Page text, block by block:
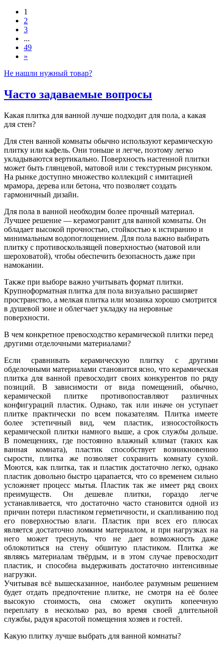
1
2
3
...
49
»
Не нашли нужный товар?
Часто задаваемые вопросы
Какая плитка для ванной лучше подходит для пола, а какая
для стен?
Для стен ванной комнаты обычно используют керамическую
плитку или кафель. Они тоньше и легче, поэтому легко
укладываются вертикально. Поверхность настенной плитки
может быть глянцевой, матовой или с текстурным рисунком.
На рынке доступно множество коллекций с имитацией
мрамора, дерева или бетона, что позволяет создать
гармоничный дизайн.
Для пола в ванной необходим более прочный материал.
Лучшее решение — керамогранит для ванной комнаты. Он
обладает высокой прочностью, стойкостью к истиранию и
минимальным водопоглощением. Для пола важно выбирать
плитку с противоскользящей поверхностью (матовой или
шероховатой), чтобы обеспечить безопасность даже при
намокании.
Также при выборе важно учитывать формат плитки.
Крупноформатная плитка для пола визуально расширяет
пространство, а мелкая плитка или мозаика хорошо смотрится
в душевой зоне и облегчает укладку на неровные
поверхности.
В чем конкретное превосходство керамической плитки перед
другими отделочными материалами?
Если сравнивать керамическую плитку с другими
обделочными материалами становится ясно, что керамическая
плитка для ванной превосходит своих конкурентов по ряду
позиций. В зависимости от вида помещений, обычно,
керамической плитке противопоставляют различных
конфигураций пластик. Однако, так или иначе он уступает
плитке практически по всем показателям. Плитка имеете
более эстетичный вид, чем пластик, износостойкость
керамической плитки намного выше, а срок службы дольше.
В помещениях, где постоянно влажный климат (таких как
ванная комната), пластик способствует возникновению
сырости, плитка же позволяет сохранить комнату сухой.
Моются, как плитка, так и пластик достаточно легко, однако
пластик довольно быстро царапается, что со временем сильно
усложняет процесс мытья. Пластик так же имеет ряд своих
преимуществ. Он дешевле плитки, гораздо легче
устанавливается, что достаточно часто становится одной из
причин потери пластиком герметичности, и скапливанию под
его поверхностью влаги. Пластик при всех его плюсах
является достаточно ломким материалом, и при нагрузках на
него может треснуть, что не дает возможность даже
облокотиться на стену обшитую пластиком. Плитка же
являясь материалам твёрдым, и в этом случае превосходит
пластик, и способна выдерживать достаточно интенсивные
нагрузки.
Учитывая всё вышесказанное, наиболее разумным решением
будет отдать предпочтение плитке, не смотря на её более
высокую стоимость, она сможет окупить копеечную
переплату в несколько раз, во время своей длительной
службы, радуя красотой помещения хозяев и гостей.
Какую плитку лучше выбрать для ванной комнаты?